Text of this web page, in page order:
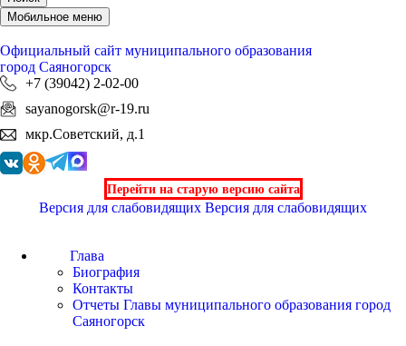
Мобильное меню
Официальный сайт муниципального образования
город Саяногорск
+7 (39042) 2-02-00
sayanogorsk@r-19.ru
мкр.Советский, д.1
Перейти на старую версию сайта
Версия для слабовидящих Версия для слабовидящих
Глава
Биография
Контакты
Отчеты Главы муниципального образования город
Саяногорск